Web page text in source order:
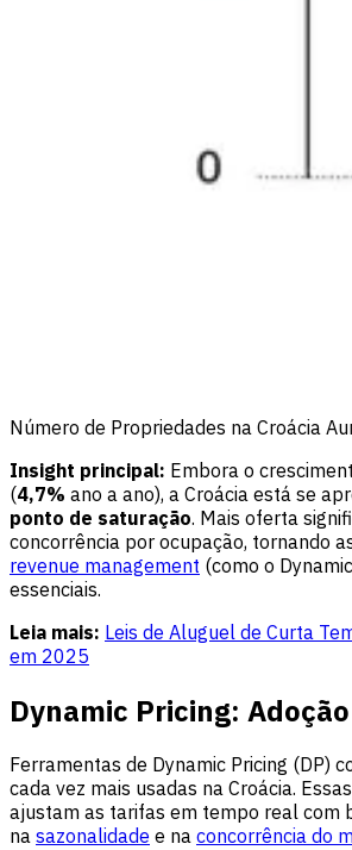
Número de Propriedades na Croácia
Insight principal: Embora o
(4,7% ano a ano), a Croácia está se
ponto de saturação. Mais oferta
concorrência por ocupação, tornando
revenue management (como o
essenciais.
Leia mais: Leis de Aluguel de Curta
em 2025
Dynamic Pricing:
Ferramentas de Dynamic Pricing (DP)
cada vez mais usadas na Croácia.
ajustam as tarifas em tempo real com
na sazonalidade e na concorrência do